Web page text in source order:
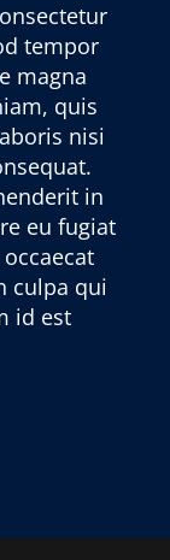
tempor
magna
quis
nisi
in
eu fugiat
culpa qui
id est